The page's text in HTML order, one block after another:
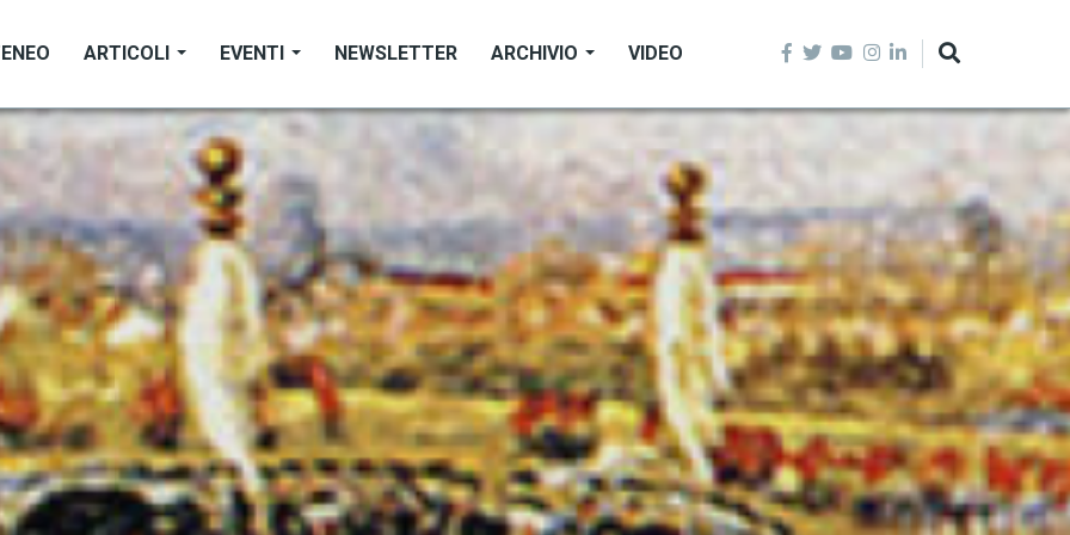
ARTICOLI EVENTI NEWSLETTER ARCHIVIO VIDEO